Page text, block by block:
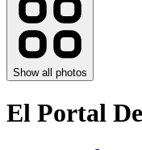
Show all photos
El Portal